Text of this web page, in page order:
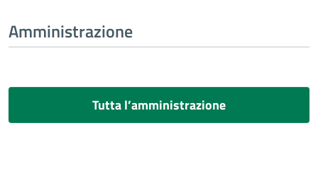
Amministrazione
Tutta l’amministrazione